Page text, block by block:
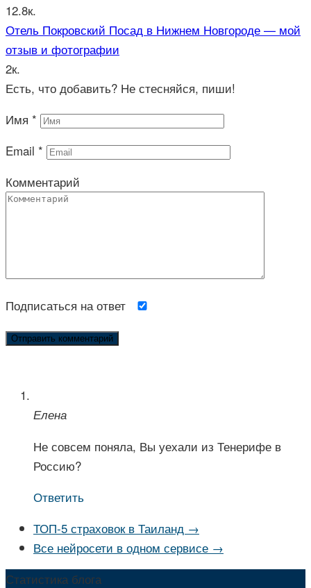
12.8к.
Отель Покровский Посад в Нижнем Новгороде — мой
отзыв и фотографии
2к.
Есть, что добавить? Не стесняйся, пиши!
Имя *
Email *
Комментарий
Подписаться на ответ
Елена
Не совсем поняла, Вы уехали из Тенерифе в
Россию?
Ответить
ТОП-5 страховок в Таиланд →
Все нейросети в одном сервисе →
Статистика блога